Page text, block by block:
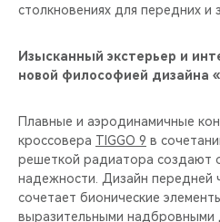
столкновениях для передних и
Изысканный экстерьер и
новой философией дизайна
Плавные и аэродинамичные
кроссовера TIGGO 9 в
решеткой радиатора создают
надежности. Дизайн передней
сочетает бионические
выразительными надбровными